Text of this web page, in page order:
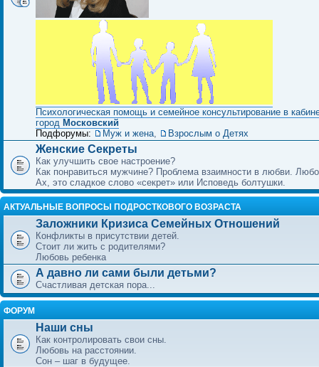
Психологическая помощь и семейное консультирование в
город Московский
Подфорумы:
Муж и жена, Взрослым о Детях
Женские Секреты
Как улучшить свое настроение?
Как понравиться мужчине? Проблема взаимности в любви.
Ах, это сладкое слово «секрет» или Исповедь болтушки.
АКТУАЛЬНЫЕ ВОПРОСЫ ПОДРОСТКОВОГО ВОЗРАСТА
Заложники Кризиса Семейных Отношений
Конфликты в присутствии детей.
Стоит ли жить с родителями?
Любовь ребенка
А давно ли сами были детьми?
Счастливая детская пора...
ФОРУМ
Наши сны
Как контролировать свои сны.
Любовь на расстоянии.
Сон – шаг в будущее.